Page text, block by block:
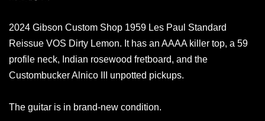
2024 Gibson Custom Shop 1959 Les Paul Standard
Reissue VOS Dirty Lemon. It has an AAAA killer top, a 59
profile neck, Indian rosewood fretboard, and the
Custombucker Alnico III unpotted pickups.
The guitar is in brand-new condition.